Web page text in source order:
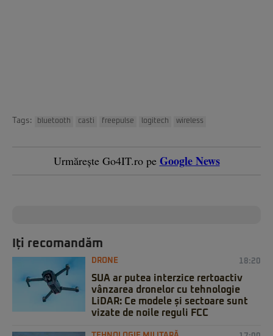
Tags: bluetooth casti freepulse logitech wireless
Urmărește Go4IT.ro pe Google News
Iți recomandăm
DRONE 18:20
SUA ar putea interzice rertoactiv
vânzarea dronelor cu tehnologie
LiDAR: Ce modele și sectoare sunt
vizate de noile reguli FCC